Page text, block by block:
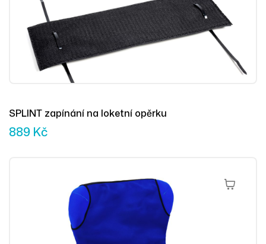
SPLINT zapínání na loketní opěrku
889 Kč
Výběr